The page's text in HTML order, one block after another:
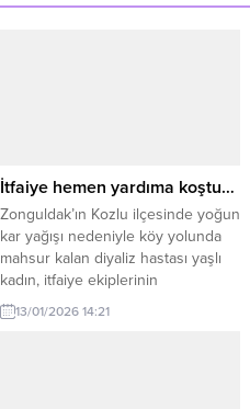
İtfaiye hemen yardıma koştu…
Zonguldak’ın Kozlu ilçesinde yoğun
kar yağışı nedeniyle köy yolunda
mahsur kalan diyaliz hastası yaşlı
kadın, itfaiye ekiplerinin
operasyonuyla hastaneye
yetiştirildi. Kozlu ilçesine bağlı
13/01/2026 14:21